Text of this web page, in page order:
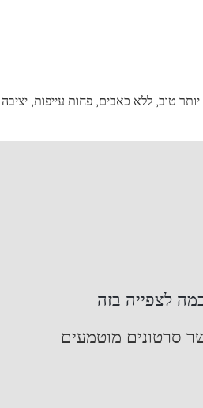
טוב, ללא כאבים, פחות עייפות, יציבה
לצפייה בזה
סרטונים מוטמעים